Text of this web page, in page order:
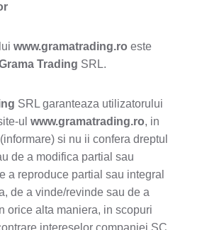
www.gramatrading.ro este
Trading SRL.
SRL garanteaza utilizatorului
ul www.gramatrading.ro, in
si nu ii confera dreptul
de a modifica partial sau
a reproduce partial sau integral
de a vinde/revinde sau de a
orice alta maniera, in scopuri
intereselor companiei SC